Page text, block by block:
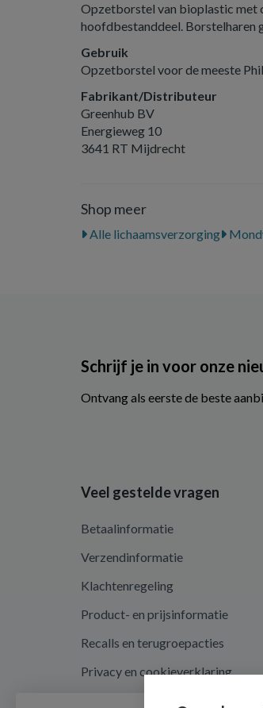
Opzetborstel van bioplastic met
hoofdbestanddeel. Borstelharen
Gebruik
Opzetborstel voor de meeste
Fabrikant/Distributeur
Greenhub BV
Energieweg 10
3641 RT Mijdrecht
Shop meer
Alle lichaamsverzorging
Schrijf je in voor onze
Ontvang als eerste de beste
Veel gestelde vragen
Betaalinformatie
Verzendinformatie
Klachtenregeling
Product- en prijsinformatie
Recalls en terugroepacties
Privacy en cookieverklaring